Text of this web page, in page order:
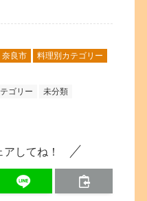
奈良市
料理別カテゴリー
ゴリー
未分類
してね！